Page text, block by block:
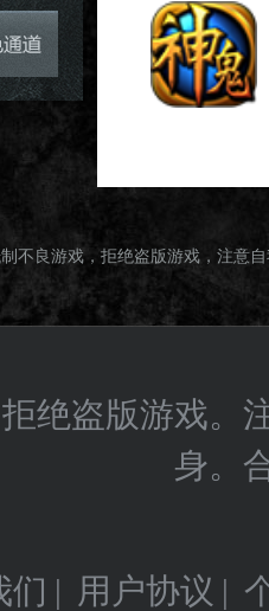
不良游戏，拒绝盗版游戏，注意
绝盗版游戏。
身。
们 | 用户协议 |